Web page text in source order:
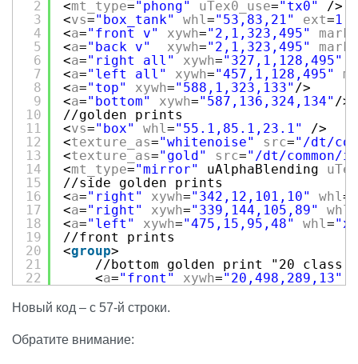
2
3
4
5
6
7
8
9
10
11
12
13
14
15
16
17
18
19
20
21
22
24
26
27
<mt_type="phong" uTex0_use="tx0"
/>
<vs="box_tank" whl="53,83,21" ext=1
<a="front v" xywh="2,1,323,495" mark
<a="back v" xywh="2,1,323,495" mark
<a="right all" xywh="327,1,128,495"
<a="left all" xywh="457,1,128,495"
<a="top" xywh="588,1,323,133" />
<a="bottom" xywh="587,136,324,134" />
//golden prints
<vs="box" whl="55.1,85.1,23.1"
/>
<texture_as="whitenoise" src="/dt/
<texture_as="gold" src="/dt/common/
<mt_type="mirror" uAlphaBlending
//side golden prints
<a="right" xywh="342,12,101,10" whl=
<a="right" xywh="339,144,105,89" whl
<a="left" xywh="475,15,95,48" whl=
//front prints
<group>
//bottom golden print "20 class
<a="front" xywh="20,498,289,13"
<mt_type=
"front"
<mt_type
Новый код – с 57-й строки.
Обратите внимание: